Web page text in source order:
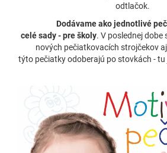
odtlačok.
Dodávame ako jednotlivé
celé sady - pre školy. V poslednej
nových pečiatkovacích strojčekov
týto pečiatky odoberajú po stovkách - tu